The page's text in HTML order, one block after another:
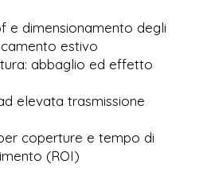
e dimensionamento degli
estivo
abbaglio ed effetto
elevata trasmissione
coperture e tempo di
(ROI)